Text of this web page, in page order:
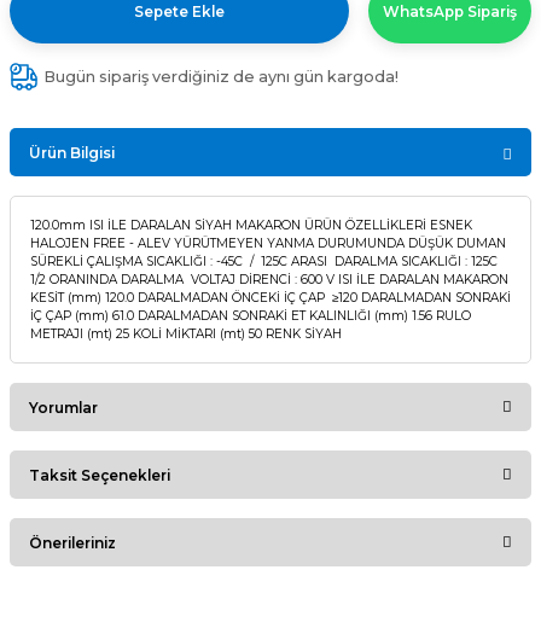
Sepete Ekle WhatsApp Sipariş
Bugün sipariş verdiğiniz de aynı gün kargoda!
Ürün Bilgisi
120.0mm ISI İLE DARALAN SİYAH MAKARON ÜRÜN ÖZELLİKLERİ ESNEK
HALOJEN FREE - ALEV YÜRÜTMEYEN YANMA DURUMUNDA DÜŞÜK DUMAN
SÜREKLİ ÇALIŞMA SICAKLIĞI : -45C / 125C ARASI DARALMA SICAKLIĞI : 125C
1/2 ORANINDA DARALMA VOLTAJ DİRENCİ : 600 V ISI İLE DARALAN MAKARON
KESİT (mm) 120.0 DARALMADAN ÖNCEKİ İÇ ÇAP ≥120 DARALMADAN SONRAKİ
İÇ ÇAP (mm) 61.0 DARALMADAN SONRAKİ ET KALINLIĞI (mm) 1.56 RULO
METRAJI (mt) 25 KOLİ MİKTARI (mt) 50 RENK SİYAH
Yorumlar
Bu ürüne ilk yorumu siz yapın!
Taksit Seçenekleri
Önerileriniz